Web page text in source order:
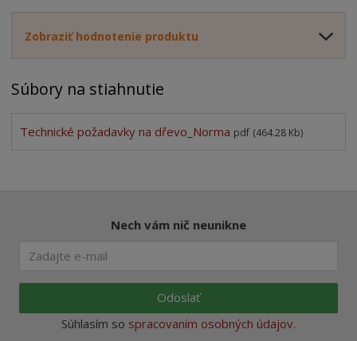
Zobraziť hodnotenie produktu
Súbory na stiahnutie
Technické požadavky na dřevo_Norma pdf (464.28 Kb)
Nech vám nič neunikne
Odoslať
Súhlasím so spracovaním osobných údajov.